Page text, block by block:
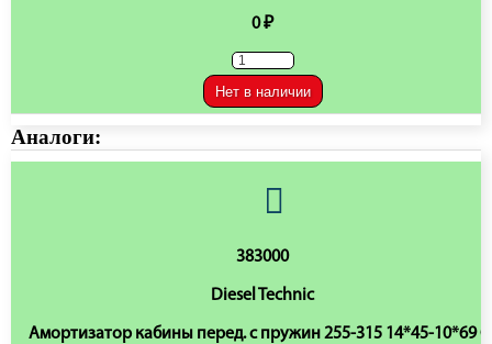
0 ₽
Нет в наличии
Аналоги:
383000
Diesel Technic
Амортизатор кабины перед. с пружин 255-315 14*45-10*69